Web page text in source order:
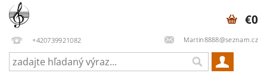
+420739921082 Martin8888@seznam.cz
€0